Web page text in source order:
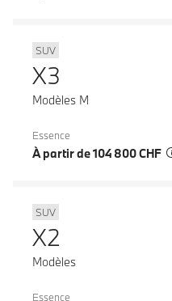
SUV
X3
Modèles M
Essence
À partir de 104 800 CHF
SUV
X2
Modèles
Essence